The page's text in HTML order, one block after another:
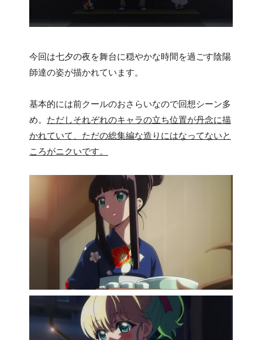
今回は七夕の夜を舞台に穏やかな時間を過ごす陰陽
師達の姿が描かれています。
基本的には前クールのおさらいなので回想シーン多
め。 ただしそれぞれのキャラの立ち位置が丹念に描
かれていて、ただの総集編な造りにはなってないと
ころがニクいです。